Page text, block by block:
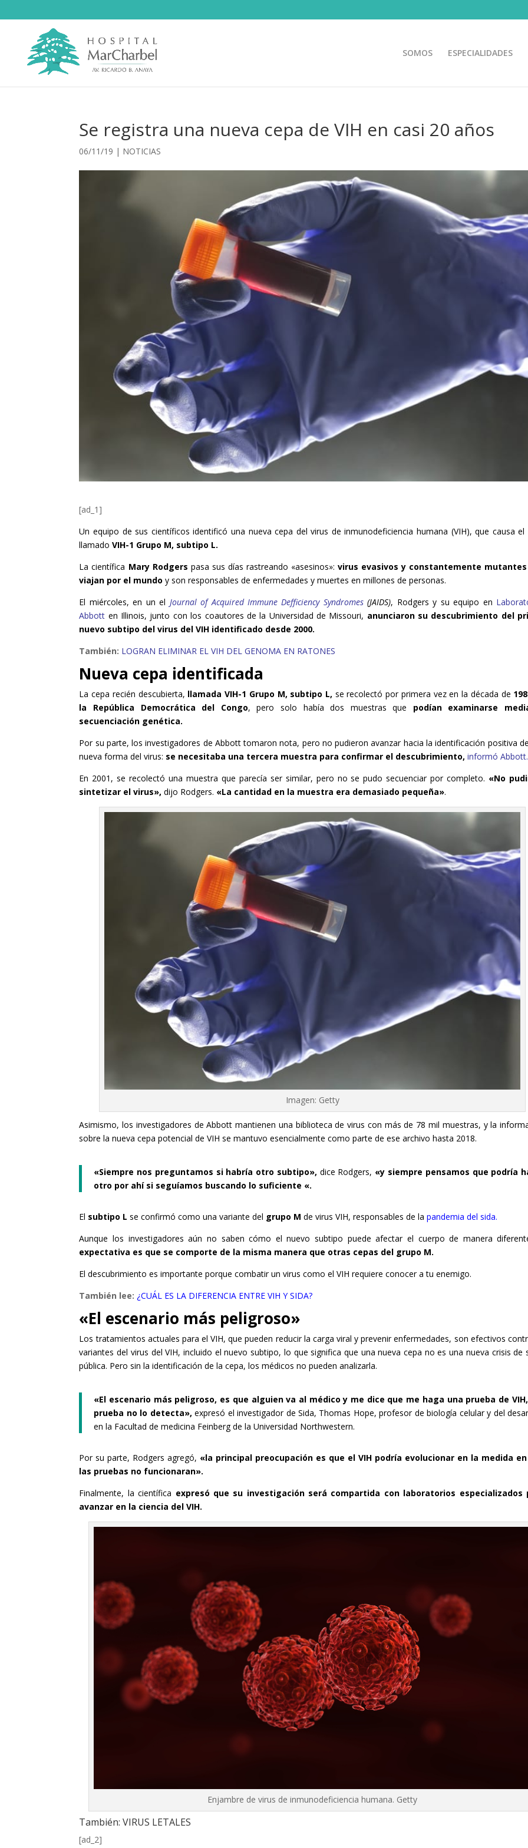
SOMOS ESPECIALIDADES
Se registra una nueva cepa de VIH en casi 20 años
06/11/19 | NOTICIAS
[ad_1]
Un equipo de sus científicos identificó una nueva cepa del virus de inmunodeficiencia humana (VIH), que causa el
llamadoVIH-1 Grupo M, subtipo L.
La científica Mary Rodgers pasa sus días rastreando «asesinos»: virus evasivos y constantemente mutantes
viajan por el mundo y son responsables de enfermedades y muertes en millones de personas.
El miércoles, en un el Journal of Acquired Immune Defficiency Syndromes(JAIDS), Rodgers y su equipo en
Abbott en Illinois, junto con los coautores de la Universidad de Missouri, anunciaron su descubrimiento del
nuevo subtipo del virus del VIH identificado desde 2000.
También: LOGRAN ELIMINAR EL VIH DEL GENOMA EN RATONES
Nueva cepa identificada
La cepa recién descubierta, llamada VIH-1 Grupo M, subtipo L, se recolectó por primera vez en la década de
la República Democrática del Congo, pero solo había dos muestras que podían examinarse
secuenciación genética.
Por su parte, los investigadores de Abbott tomaron nota, pero no pudieron avanzar hacia la identificación positiva
nueva forma del virus: se necesitaba una tercera muestra para confirmar el descubrimiento,informó Abbott.
En 2001, se recolectó una muestra que parecía ser similar, pero no se pudo secuenciar por completo. «No
sintetizar el virus»,dijo Rodgers. «La cantidad en la muestra era demasiado pequeña».
Imagen: Getty
Asimismo, los investigadores de Abbott mantienen una biblioteca de virus con más de 78 mil muestras, y la
sobre la nueva cepa potencial de VIH se mantuvo esencialmente como parte de ese archivo hasta 2018.
«Siempre nos preguntamos si habría otro subtipo», dice Rodgers, «y siempre pensamos que podría
otro por ahí si seguíamos buscando lo suficiente «.
El subtipo L se confirmó como una variante del grupo M de virus VIH, responsables de lapandemia del sida.
Aunque los investigadores aún no saben cómo el nuevo subtipo puede afectar el cuerpo de manera
expectativa es que se comporte de la misma manera que otras cepas del grupo M.
El descubrimiento es importante porque combatir un virus como el VIH requiere conocer a tu enemigo.
También lee: ¿CUÁL ES LA DIFERENCIA ENTRE VIH Y SIDA?
«El escenario más peligroso»
Los tratamientos actuales para el VIH, que pueden reducir la carga viral y prevenir enfermedades, son efectivos
variantes del virus del VIH, incluido el nuevo subtipo, lo que significa que una nueva cepa no es una nueva crisis de
pública. Pero sin la identificación de la cepa, los médicos no pueden analizarla.
«El escenario más peligroso, es que alguien va al médico y me dice que me haga una prueba de
prueba no lo detecta»,expresó el investigador de Sida, Thomas Hope, profesor de biología celular y del
en la Facultad de medicina Feinberg de la Universidad Northwestern.
Por su parte, Rodgers agregó, «la principal preocupación es que el VIH podría evolucionar en la medida
las pruebas no funcionaran».
Finalmente, la científica expresó que su investigación será compartida con laboratorios especializados
avanzar en la ciencia del VIH.
Enjambre de virus de inmunodeficiencia humana. Getty
También:VIRUS LETALES
[ad_2]